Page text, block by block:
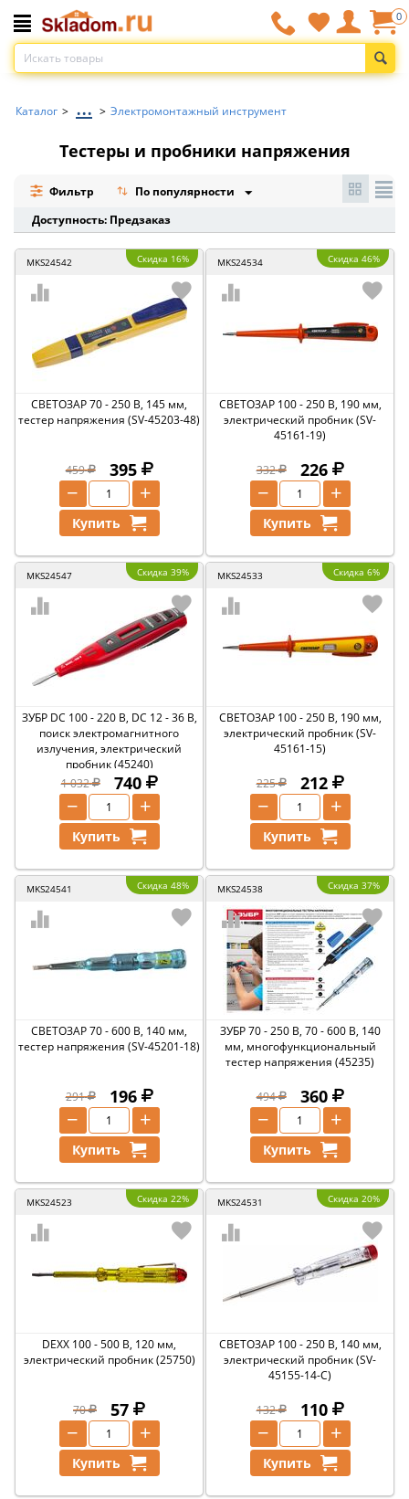
0
Каталог > ... > Электромонтажный инструмент
Тестеры и пробники напряжения
Фильтр
По популярности
Доступность: Предзаказ
MKS24542 Скидка 16%
СВЕТОЗАР 70 - 250 В, 145 мм,
тестер напряжения (SV-45203-48)
459 395
+
−
Купить
MKS24534 Скидка 46%
СВЕТОЗАР 100 - 250 В, 190 мм,
электрический пробник (SV-
45161-19)
332 226
+
−
Купить
MKS24547 Скидка 39%
ЗУБР DC 100 - 220 В, DC 12 - 36 В,
поиск электромагнитного
излучения, электрический
пробник (45240)
1 032
740
+
−
Купить
MKS24533 Скидка 6%
СВЕТОЗАР 100 - 250 В, 190 мм,
электрический пробник (SV-
45161-15)
225 212
+
−
Купить
MKS24541 Скидка 48%
СВЕТОЗАР 70 - 600 В, 140 мм,
тестер напряжения (SV-45201-18)
291 196
+
−
Купить
MKS24538 Скидка 37%
ЗУБР 70 - 250 В, 70 - 600 В, 140
мм, многофункциональный
тестер напряжения (45235)
494 360
+
−
Купить
MKS24523 Скидка 22%
DEXX 100 - 500 В, 120 мм,
электрический пробник (25750)
70 57
+
−
Купить
MKS24531 Скидка 20%
СВЕТОЗАР 100 - 250 В, 140 мм,
электрический пробник (SV-
45155-14-C)
132 110
+
−
Купить